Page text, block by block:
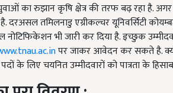
का रुझान कृषि क्षेत्र की तरफ बढ़ रहा है.
दरअसल तमिलनाडु एग्रीकल्चर यूनिवर्सिटी
भी जारी कर दिया है. इच्छुक
पर जाकर आवेदन कर सकते है.
के लिए चयनित उम्मीदवारों को पात्रता के